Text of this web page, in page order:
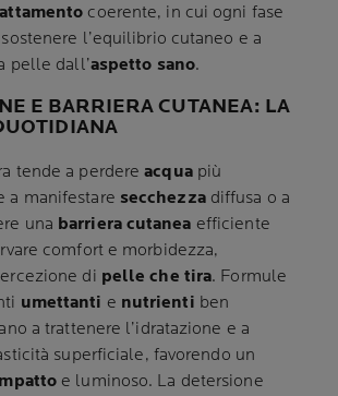
coerente, in cui ogni fase
l’equilibrio cutaneo e a
pelle dall’aspetto sano.
E BARRIERA CUTANEA: LA
tende a perdereacquapiù
a manifestare secchezzadiffusa o a
una barriera cutanea efficiente
comfort e morbidezza,
di pelle che tira. Formule
umettanti e nutrienti ben
a trattenere l’idratazione e a
superficiale, favorendo un
e luminoso. La detersione